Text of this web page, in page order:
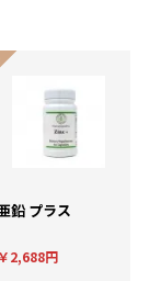
鉛 プラス
￥2,688円